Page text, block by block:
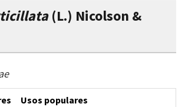
(L.) Nicolson &
Usos populares